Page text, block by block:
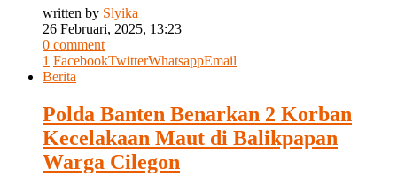
written by Slyika
26 Februari, 2025, 13:23
0 comment
1 FacebookTwitterWhatsappEmail
Berita
Polda Banten Benarkan 2 Korban
Kecelakaan Maut di Balikpapan
Warga Cilegon